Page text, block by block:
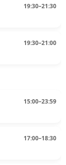
19:30–21:30
19:30–21:00
15:00–23:59
17:00–18:30